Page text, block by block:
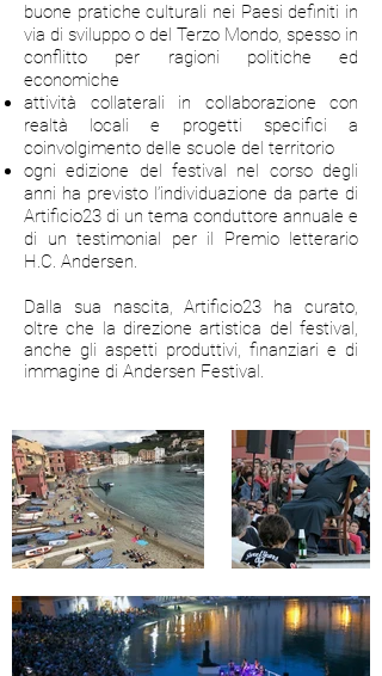
buone pratiche culturali nei Paesi definiti in
via di sviluppo o del Terzo Mondo, spesso in
conflitto per ragioni politiche ed
economiche
attività collaterali in collaborazione con
realtà locali e progetti specifici a
coinvolgimento delle scuole del territorio
ogni edizione del festival nel corso degli
anni ha previsto l’individuazione da parte di
Artificio23 di un tema conduttore annuale e
di un testimonial per il Premio letterario
H.C. Andersen.
Dalla sua nascita, Artificio23 ha curato,
oltre che la direzione artistica del festival,
anche gli aspetti produttivi, finanziari e di
immagine di Andersen Festival.